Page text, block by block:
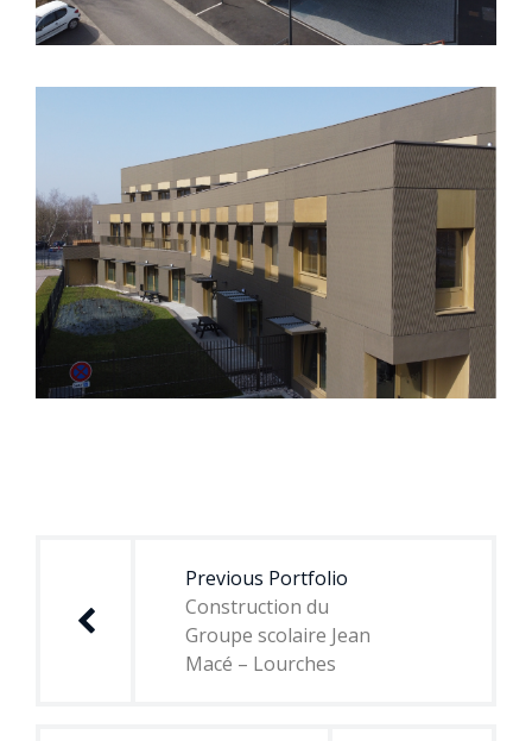
l’article
Previous Portfolio
Construction du
Groupe scolaire Jean
Macé – Lourches